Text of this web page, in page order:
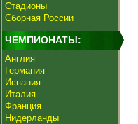
Стадионы
Сборная России
ЧЕМПИОНАТЫ:
Англия
Германия
Испания
Италия
Франция
Нидерланды